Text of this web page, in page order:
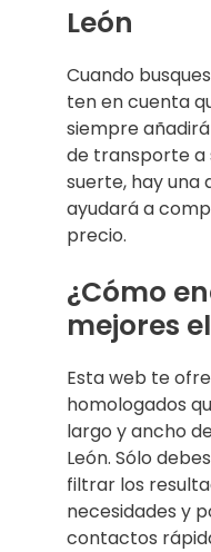
León
Cuando
ten en cuenta
siempre
de transporte a
suerte, hay una
ayudará a
precio.
¿Cómo
mejores
Esta web te
homologados
largo y ancho
León. Sólo
filtrar los
necesidades y
contactos